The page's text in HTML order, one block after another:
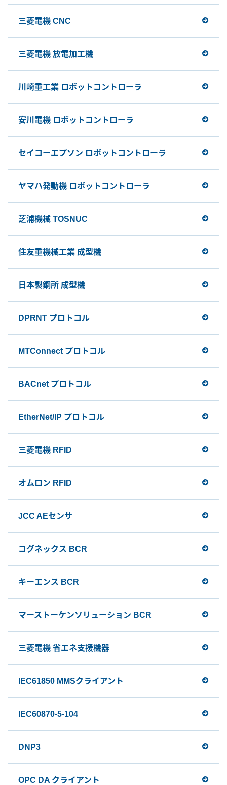
三菱電機 CNC
三菱電機 放電加工機
川崎重工業 ロボットコントローラ
安川電機 ロボットコントローラ
セイコーエプソン ロボットコントローラ
ヤマハ発動機 ロボットコントローラ
芝浦機械 TOSNUC
住友重機械工業 成型機
日本製鋼所 成型機
DPRNT プロトコル
MTConnect プロトコル
BACnet プロトコル
EtherNet/IP プロトコル
三菱電機 RFID
オムロン RFID
JCC AEセンサ
コグネックス BCR
キーエンス BCR
マーストーケンソリューション BCR
三菱電機 省エネ支援機器
IEC61850 MMSクライアント
IEC60870-5-104
DNP3
OPC DA クライアント